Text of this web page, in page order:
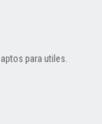
para utiles.